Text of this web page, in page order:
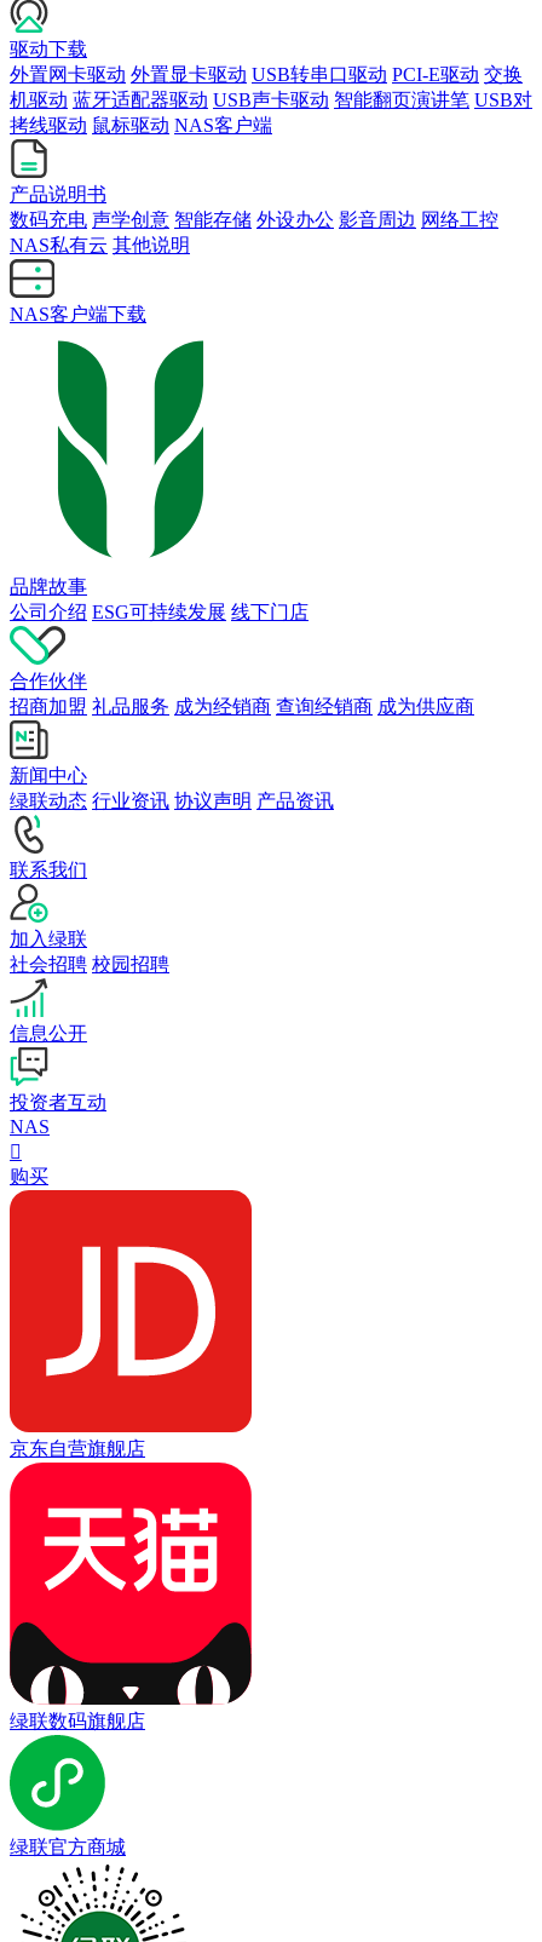
驱动下载
外置网卡驱动 外置显卡驱动 USB转串口驱动 PCI-E驱动 交换
机驱动 蓝牙适配器驱动 USB声卡驱动 智能翻页演讲笔 USB对
拷线驱动 鼠标驱动 NAS客户端
产品说明书
数码充电 声学创意 智能存储 外设办公 影音周边 网络工控
NAS私有云 其他说明
NAS客户端下载
品牌故事
公司介绍 ESG可持续发展 线下门店
合作伙伴
招商加盟 礼品服务 成为经销商 查询经销商 成为供应商
新闻中心
绿联动态 行业资讯 协议声明 产品资讯
联系我们
加入绿联
社会招聘 校园招聘
信息公开
投资者互动
NAS

购买
京东自营旗舰店
绿联数码旗舰店
绿联官方商城